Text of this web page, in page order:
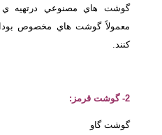
گوشت هاي مصنوعي درتهيه ي
معمولاً گوشت هاي مخصوص
كنند.
2- گوشت قرمز:
گوشت گاو